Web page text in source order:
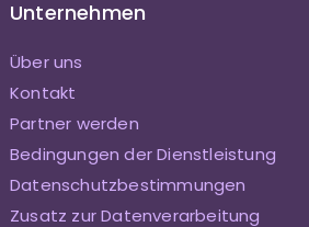
Unternehmen
Über uns
Kontakt
Partner werden
Bedingungen der Dienstleistung
Datenschutzbestimmungen
Zusatz zur Datenverarbeitung